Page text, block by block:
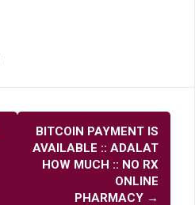
BITCOIN PAYMENT IS
AVAILABLE :: ADALAT
HOW MUCH :: NO RX
ONLINE
PHARMACY →